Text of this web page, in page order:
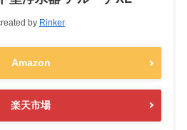
by Rinker
Amazon
楽天市場